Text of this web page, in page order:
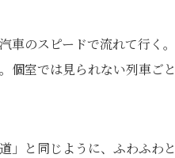
のスピードで流れて行く。
個室では見られない列車ごと
」と同じように、ふわふわと